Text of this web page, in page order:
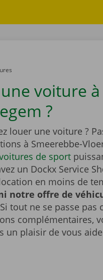
voiture
?
louer une voiture ?
à Smeerebbe-
de sport
un Dockx Service
en moins de
notre offre de
Si tout ne se passe pas
complémentaires,
un plaisir de vous